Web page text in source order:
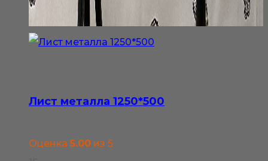
Лист металла 1250*500
Оценка 5.00 из 5